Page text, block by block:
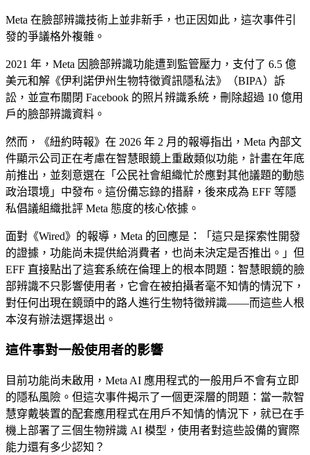
Meta 在臉部辨識技術上並非新手，也正因如此，這次事件引
發的爭議格外複雜。
2021 年，Meta 因臉部辨識功能遭到監管壓力，支付了 6.5 億
美元和解《伊利諾伊州生物特徵資訊隱私法》（BIPA）訴
訟，並宣布關閉 Facebook 的照片辨識系統，刪除超過 10 億用
戶的臉部辨識資料。
然而，《紐約時報》在 2026 年 2 月的報導指出，Meta 內部文
件顯示公司正在考慮在智慧眼鏡上重啟類似功能，計畫在年底
前推出，並刻意選在「公民社會組織忙於應對其他議題的動態
政治環境」中發布。這份備忘錄的措辭，後來成為 EFF 等隱
私倡議組織批評 Meta 態度的核心依據。
面對《Wired》的報導，Meta 的回應是：「這只是探索性開發
的證據，功能尚未提供給消費者，也尚未決定是否推出。」但
EFF 直接點出了這套系統在倫理上的根本問題：智慧眼鏡的臉
部辨識不只影響使用者，它會在被拍攝者毫不知情的情況下，
對任何出現在鏡頭中的路人進行生物特徵辨識——而這些人根
本沒有辦法選擇退出。
這件事對一般使用者的影響
目前功能尚未啟用，Meta AI 應用程式的一般用戶不會有立即
的隱私風險。但這次事件揭示了一個更深層的問題：當一款智
慧穿戴裝置的配套應用程式在用戶不知情的情況下，就已在手
機上部署了三個生物辨識 AI 模型，使用者對這些設備的實際
能力還有多少認知？